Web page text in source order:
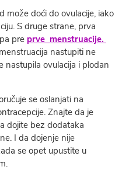
može doći do ovulacije, iako
S druge strane, prva
pre prve menstruacije.
nastupiti ne
nastupila ovulacija i plodan
se oslanjati na
Znajte da je
dojite bez dodataka
I da dojenje nije
se opet upustite u